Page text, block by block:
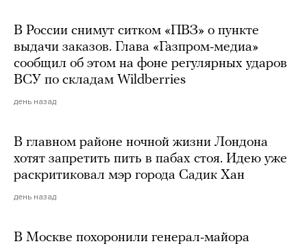
В России снимут ситком «ПВЗ» о пункте
выдачи заказов. Глава «Газпром-медиа»
сообщил об этом на фоне регулярных ударов
ВСУ по складам Wildberries
день назад
В главном районе ночной жизни Лондона
хотят запретить пить в пабах стоя. Идею уже
раскритиковал мэр города Садик Хан
день назад
В Москве похоронили генерал-майора